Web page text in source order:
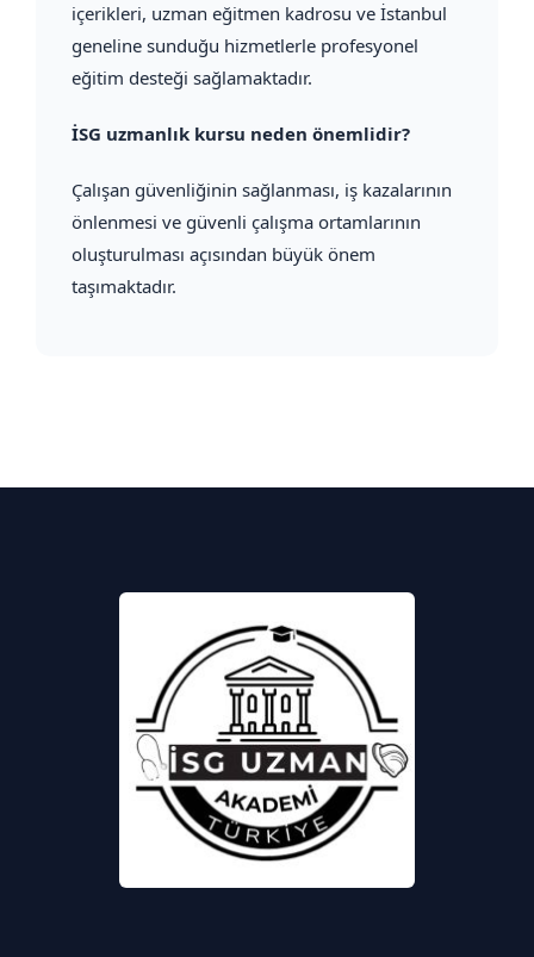
içerikleri, uzman eğitmen kadrosu ve İstanbul
geneline sunduğu hizmetlerle profesyonel
eğitim desteği sağlamaktadır.
İSG uzmanlık kursu neden önemlidir?
Çalışan güvenliğinin sağlanması, iş kazalarının
önlenmesi ve güvenli çalışma ortamlarının
oluşturulması açısından büyük önem
taşımaktadır.